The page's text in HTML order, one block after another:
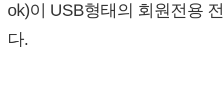
ok)이 USB형태의 회원전용
다.